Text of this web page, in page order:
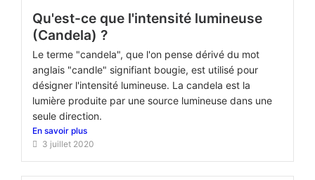
Qu'est-ce que l'intensité lumineuse
(Candela) ?
Le terme "candela", que l'on pense dérivé du mot
anglais "candle" signifiant bougie, est utilisé pour
désigner l'intensité lumineuse. La candela est la
lumière produite par une source lumineuse dans une
seule direction.
En savoir plus
3 juillet 2020